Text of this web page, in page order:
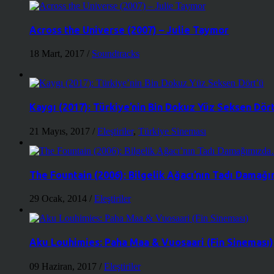
Across the Universe (2007) – Julie Taymor
18 Mart, 2017 / Soundtracks
Kaygı (2017): Türkiye’nin Bin Dokuz Yüz Seksen
21 Mayıs, 2017 / Eleştiriler, Türkiye Sineması
The Fountain (2006): Bilgelik Ağacı’nın Tadı
29 Ocak, 2014 / Eleştiriler
Aku Louhimies: Paha Maa & Vuosaari (Fin Sineması)
09 Haziran, 2017 / Eleştiriler